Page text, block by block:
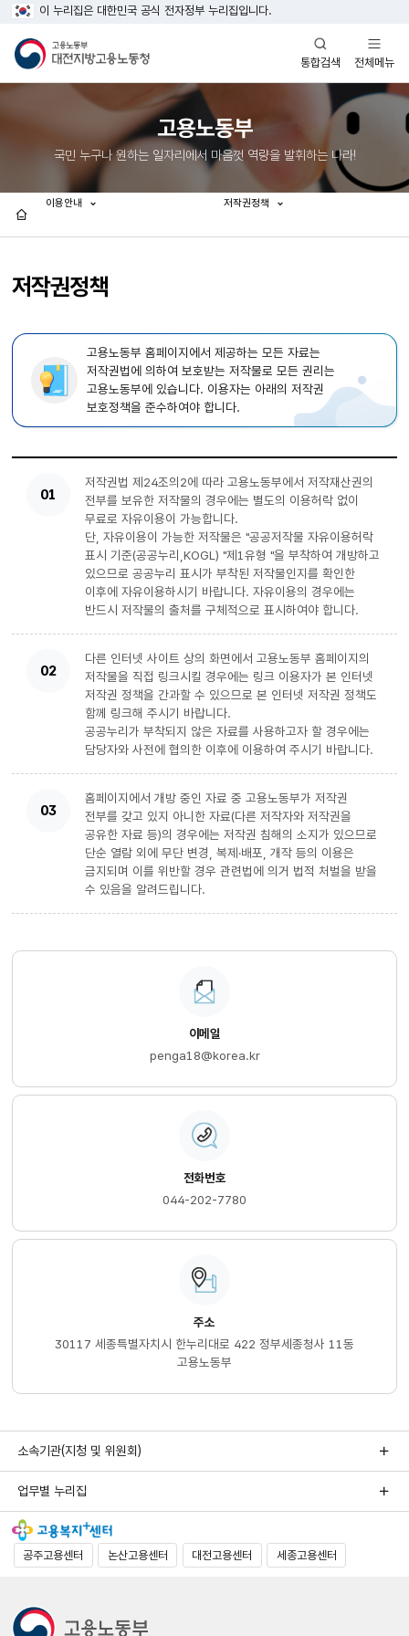
이 누리집은 대한민국 공식 전자정부 누리집입니다.
통합검색
열기
전체메뉴
열기
고용노동부
국민 누구나 원하는 일자리에서 마음껏 역량을 발휘하는 나라!
저작권정책
이용안내 저작권정책
고용노동부 홈페이지에서 제공하는 모든 자료는
저작권법에 의하여 보호받는 저작물로 모든 권리는
고용노동부에 있습니다. 이용자는 아래의 저작권
보호정책을 준수하여야 합니다.
01
저작권법 제24조의2에 따라 고용노동부에서 저작재산권의
전부를 보유한 저작물의 경우에는 별도의 이용허락 없이
무료로 자유이용이 가능합니다.
단, 자유이용이 가능한 저작물은 "공공저작물 자유이용허락
표시 기준(공공누리,KOGL) "제1유형 "을 부착하여 개방하고
있으므로 공공누리 표시가 부착된 저작물인지를 확인한
이후에 자유이용하시기 바랍니다. 자유이용의 경우에는
반드시 저작물의 출처를 구체적으로 표시하여야 합니다.
02
다른 인터넷 사이트 상의 화면에서 고용노동부 홈페이지의
저작물을 직접 링크시킬 경우에는 링크 이용자가 본 인터넷
저작권 정책을 간과할 수 있으므로 본 인터넷 저작권 정책도
함께 링크해 주시기 바랍니다.
공공누리가 부착되지 않은 자료를 사용하고자 할 경우에는
담당자와 사전에 협의한 이후에 이용하여 주시기 바랍니다.
03
홈페이지에서 개방 중인 자료 중 고용노동부가 저작권
전부를 갖고 있지 아니한 자료(다른 저작자와 저작권을
공유한 자료 등)의 경우에는 저작권 침해의 소지가 있으므로
단순 열람 외에 무단 변경, 복제·배포, 개작 등의 이용은
금지되며 이를 위반할 경우 관련법에 의거 법적 처벌을 받을
수 있음을 알려드립니다.
이메일
penga18@korea.kr
전화번호
044-202-7780
주소
30117 세종특별자치시 한누리대로 422 정부세종청사 11동
고용노동부
소속기관(지청 및 위원회)
업무별 누리집
공주고용센터 논산고용센터 대전고용센터 세종고용센터